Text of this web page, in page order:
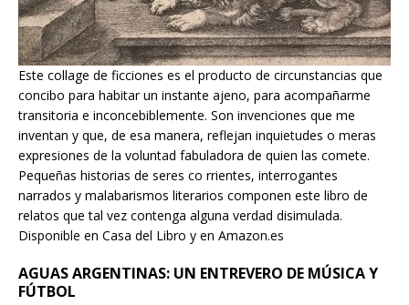
Este collage de ficciones es el producto de circunstancias que
concibo para habitar un instante ajeno, para acompañarme
transitoria e inconcebiblemente. Son invenciones que me
inventan y que, de esa manera, reflejan inquietudes o meras
expresiones de la voluntad fabuladora de quien las comete.
Pequeñas historias de seres co rrientes, interrogantes
narrados y malabarismos literarios componen este libro de
relatos que tal vez contenga alguna verdad disimulada.
Disponible en Casa del Libro y en Amazon.es
AGUAS ARGENTINAS: UN ENTREVERO DE MÚSICA Y
FÚTBOL